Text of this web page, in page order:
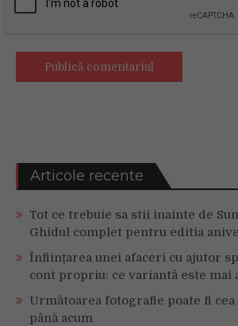
Articole recente
Tot ce trebuie sa stii inainte de
Ghidul complet pentru editia
Înființarea unei afaceri cu ajutor
cont propriu: ce variantă este mai
Următoarea fotografie poate fi
până acum